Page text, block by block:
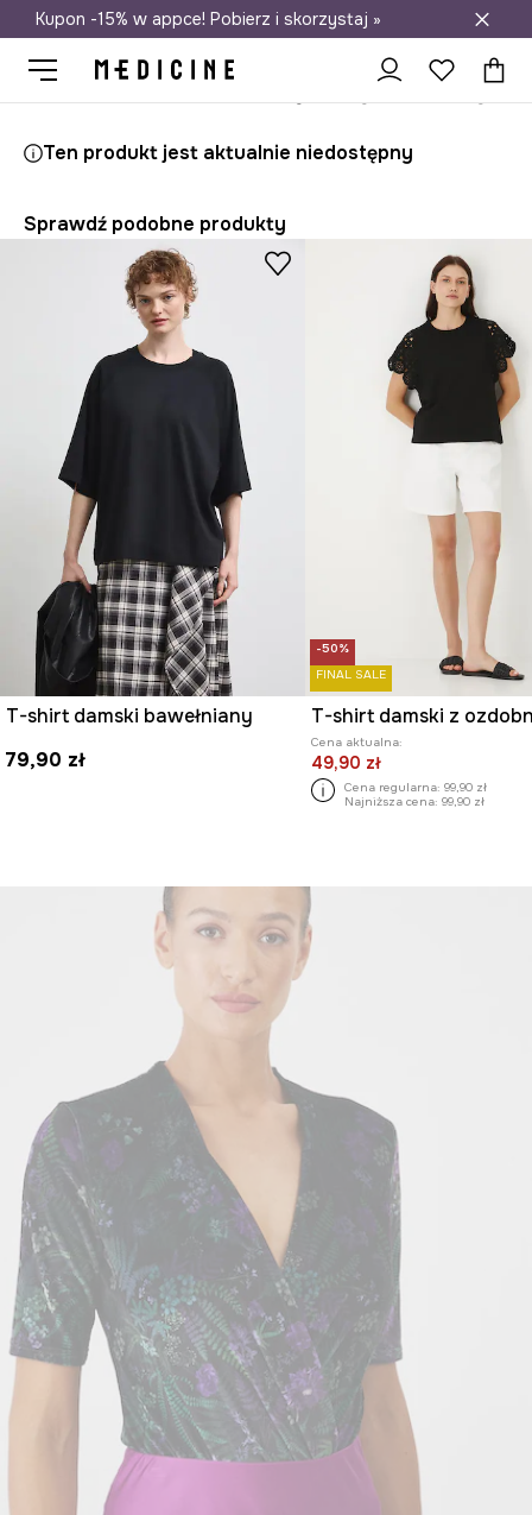
Darmowa dostawa do salonów
Kupon -15% w appce! Pobierz i skorzystaj »
Ten produkt jest aktualnie niedostępny
Sprawdź podobne produkty
T-shirt damski bawełniany
79,90 zł
-50%
FINAL SALE
Cena aktualna:
49,90 zł
Cena regularna: 99,90 zł
Najniższa cena: 99,90 zł